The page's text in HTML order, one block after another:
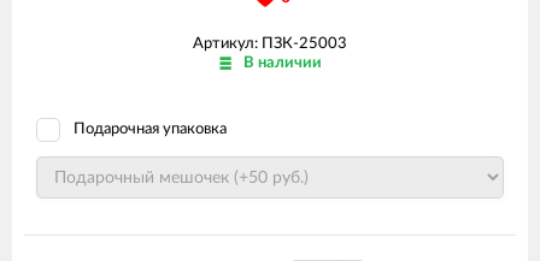
Артикул: ПЗК-25003
В наличии
Подарочная упаковка